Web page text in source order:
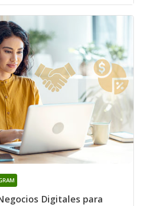
Digitales para